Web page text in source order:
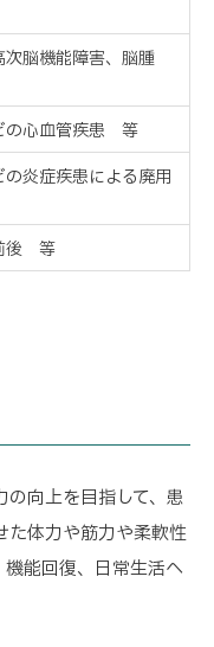
脳機能障害、脳腫
の心血管疾患 等
炎症疾患による廃用
後 等
向上を目指して、患
た体力や筋力や柔軟性
能回復、日常生活へ